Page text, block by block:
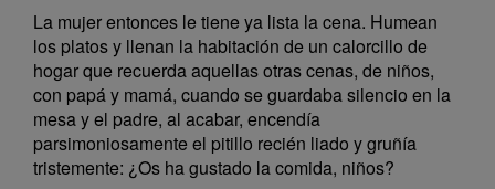
La mujer entonces le tiene ya lista la cena. Humean
los platos y llenan la habitación de un calorcillo de
hogar que recuerda aquellas otras cenas, de niños,
con papá y mamá, cuando se guardaba silencio en la
mesa y el padre, al acabar, encendía
parsimoniosamente el pitillo recién liado y gruñía
tristemente: ¿Os ha gustado la comida, niños?